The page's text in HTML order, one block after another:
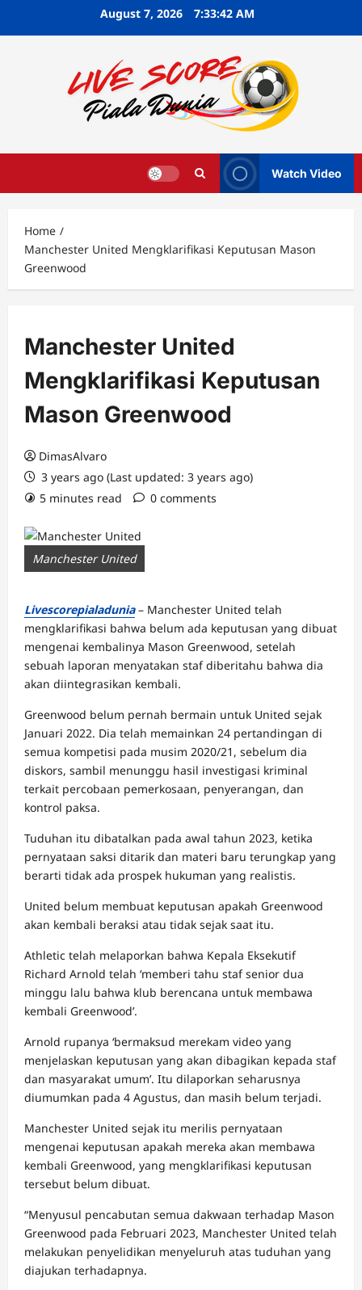
August 7, 2026 7:33:43 AM
Watch Video
Home
Manchester United Mengklarifikasi Keputusan Mason
Greenwood
Manchester United
Mengklarifikasi Keputusan
Mason Greenwood
DimasAlvaro
3 years ago (Last updated: 3 years ago)
5 minutes read
0 comments
Manchester United
Livescorepialadunia– Manchester United telah
mengklarifikasi bahwa belum ada keputusan yang dibuat
mengenai kembalinya Mason Greenwood, setelah
sebuah laporan menyatakan staf diberitahu bahwa dia
akan diintegrasikan kembali.
Greenwood belum pernah bermain untuk United sejak
Januari 2022. Dia telah memainkan 24 pertandingan di
semua kompetisi pada musim 2020/21, sebelum dia
diskors, sambil menunggu hasil investigasi kriminal
terkait percobaan pemerkosaan, penyerangan, dan
kontrol paksa.
Tuduhan itu dibatalkan pada awal tahun 2023, ketika
pernyataan saksi ditarik dan materi baru terungkap yang
berarti tidak ada prospek hukuman yang realistis.
United belum membuat keputusan apakah Greenwood
akan kembali beraksi atau tidak sejak saat itu.
Athletic telah melaporkan bahwa Kepala Eksekutif
Richard Arnold telah ‘memberi tahu staf senior dua
minggu lalu bahwa klub berencana untuk membawa
kembali Greenwood’.
Arnold rupanya ‘bermaksud merekam video yang
menjelaskan keputusan yang akan dibagikan kepada staf
dan masyarakat umum’. Itu dilaporkan seharusnya
diumumkan pada 4 Agustus, dan masih belum terjadi.
Manchester United sejak itu merilis pernyataan
mengenai keputusan apakah mereka akan membawa
kembali Greenwood, yang mengklarifikasi keputusan
tersebut belum dibuat.
“Menyusul pencabutan semua dakwaan terhadap Mason
Greenwood pada Februari 2023, Manchester United telah
melakukan penyelidikan menyeluruh atas tuduhan yang
diajukan terhadapnya.